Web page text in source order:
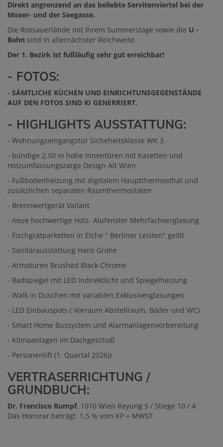
Direkt angrenzend an das beliebte Servitenviertel bei der
Moser- und der Seegasse.
Die Rossauerlände mit Ihrem Summerstage sowie die U -
Bahn sind in allernächster Reichweite.
Der 1. Bezirk ist fußläufig sehr gut erreichbar!
- FOTOS:
- SÄMTLICHE KÜCHEN UND EINRICHTUNSGEGENSTÄNDE
AUF DEN FOTOS SIND KI GENERRIERT.
- HIGHLIGHTS AUSSTATTUNG:
- Wohnungseingangstür Sicheheitsklasse WK 3
- bündige 2,50 m hohe Innentüren mit Kasetten und
Holzumfassungszarge Design Alt Wien
- Fußbodenheizung mit digitalem Hauptthermosthat und
zusätzlichen separaten Raumthermostaten
- Brennwertgerät Vailant
- neue hochwertige Holz- Alufenster Mehrfachverglasung
- Fischgrätparketten in Eiche " Berliner Leisten" geölt
- Sanitärausstattung Hans Grohe
- Armaturen Brushed Black Chrome
- Badspiegel mit LED Indirektlicht und Spiegelheizung
- Walk in Duschen mit variablen Exklusiverglasungen
- LED Einbauspots ( Vorraum Abstellraum, Bäder und WC)
- Smart Home Bussystem und Alarmanlagenvorbereitung
- Klimaanlagen im Dachgeschoß
- Personenlift (1. Quartal 2026))
VERTRASERRICHTUNG /
GRUNDBUCH:
Dr. Francisco Rumpf, 1010 Wien Reyung 5 / Stiege 10 / 4
Das Honorar beträgt 1,5 % vom KP + MWST